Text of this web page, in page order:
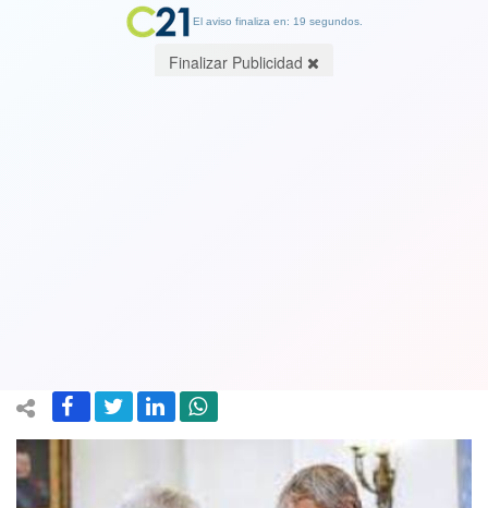
El aviso finaliza en: 19 segundos.
Finalizar Publicidad